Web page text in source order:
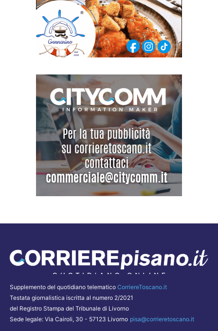
Supplemento del quotidiano telematico CorriereToscano.it
Testata giornalistica iscritta al numero 2/2021
del Registro Stampa del Tribunale di Livorno
Sede legale: Via Cairoli, 30 - 57123 Livorno pisa@corrieretoscano.it